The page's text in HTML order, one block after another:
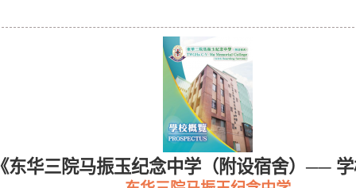
东华三院马振玉纪念中学（附设宿舍）──